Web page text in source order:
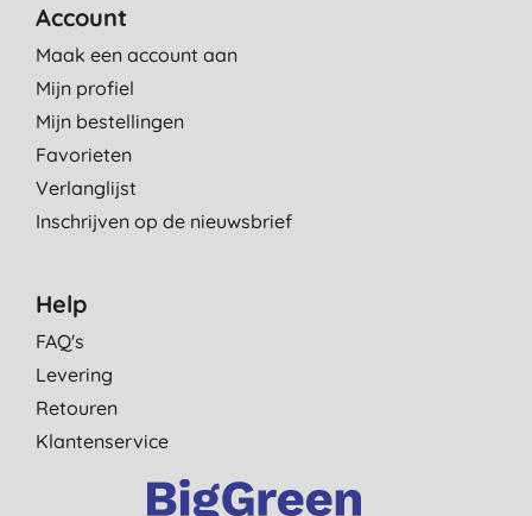
Account
Maak een account aan
Mijn profiel
Mijn bestellingen
Favorieten
Verlanglijst
Inschrijven op de nieuwsbrief
Help
FAQ's
Levering
Retouren
Klantenservice